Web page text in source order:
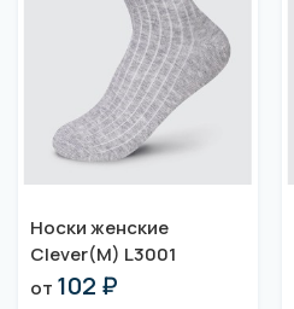
Носки женские
Clever(M) L3001
от 102 ₽